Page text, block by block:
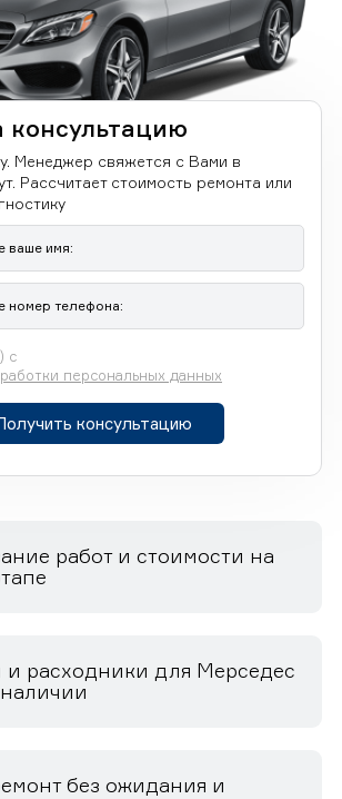
консультацию
Менеджер свяжется с Вами в
Рассчитает стоимость ремонта или
с
персональных данных
консультацию
работ и стоимости на
и расходники для Мерседес
без ожидания и